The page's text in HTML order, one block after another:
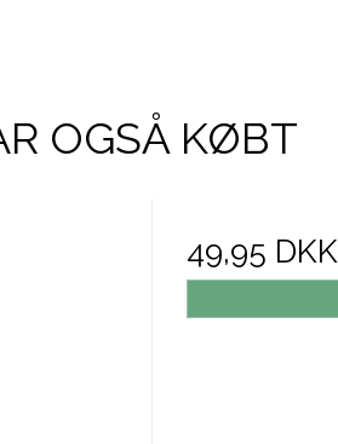
OGSÅ KØBT
49,95 DKK